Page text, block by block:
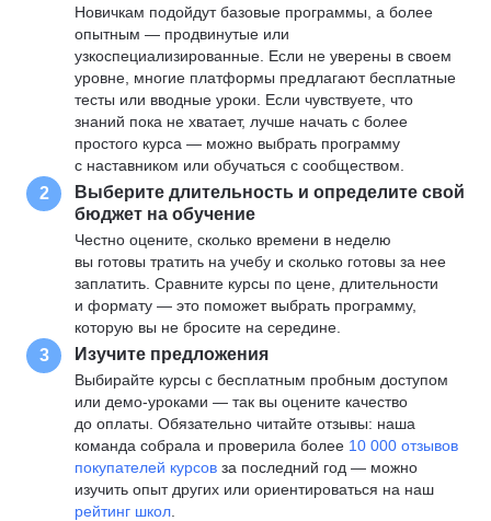
Новичкам подойдут базовые программы, а более
опытным — продвинутые или
узкоспециализированные. Если не уверены в своем
уровне, многие платформы предлагают бесплатные
тесты или вводные уроки. Если чувствуете, что
знаний пока не хватает, лучше начать с более
простого курса — можно выбрать программу
с наставником или обучаться с сообществом.
2
Выберите длительность и определите свой
бюджет на обучение
Честно оцените, сколько времени в неделю
вы готовы тратить на учебу и сколько готовы за нее
заплатить. Сравните курсы по цене, длительности
и формату — это поможет выбрать программу,
которую вы не бросите на середине.
3 Изучите предложения
Выбирайте курсы с бесплатным пробным доступом
или демо-уроками — так вы оцените качество
до оплаты. Обязательно читайте отзывы: наша
команда собрала и проверила более 10 000 отзывов
покупателей курсов за последний год — можно
изучить опыт других или ориентироваться на наш
рейтинг школ